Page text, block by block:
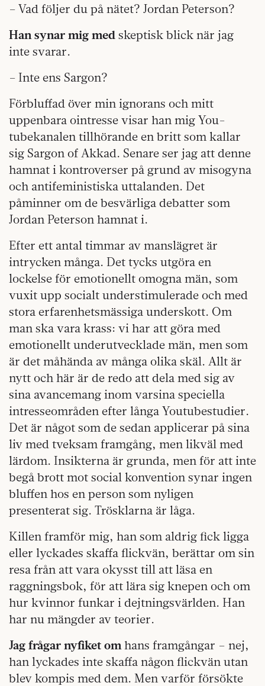
– Vad följer du på nätet? Jordan Peterson?
Han synar mig med skeptisk blick när jag
inte svarar.
– Inte ens Sargon?
Förbluffad över min ignorans och mitt
uppenbara ointresse visar han mig You­
tubekanalen tillhörande en britt som kallar
sig Sargon of Akkad. Senare ser jag att denne
hamnat i kontroverser på grund av misogyna
och antifeministiska uttalanden. Det
påminner om de besvärliga debatter som
Jordan Peterson hamnat i.
Efter ett antal timmar av manslägret är
intrycken många. Det tycks utgöra en
lockelse för emotionellt omogna män, som
vuxit upp socialt understimulerade och med
stora erfarenhetsmässiga underskott. Om
man ska vara krass: vi har att göra med
emotionellt underutvecklade män, men som
är det måhända av många olika skäl. Allt är
nytt och här är de redo att dela med sig av
sina avancemang inom varsina speciella
intresseområden efter långa Youtubestudier.
Det är något som de sedan applicerar på sina
liv med tveksam framgång, men likväl med
lärdom. Insikterna är grunda, men för att inte
begå brott mot social konvention synar ingen
bluffen hos en person som nyligen
presenterat sig. Trösklarna är låga.
Killen framför mig, han som aldrig fick ligga
eller lyckades skaffa flickvän, berättar om sin
resa från att vara okysst till att läsa en
raggningsbok, för att lära sig knepen och om
hur kvinnor funkar i dejtningsvärlden. Han
har nu mängder av teorier.
Jag frågar nyfiket om hans framgångar – nej,
han lyckades inte skaffa någon flickvän utan
blev kompis med dem. Men varför försökte